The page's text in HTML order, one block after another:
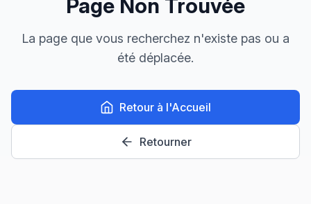
Page Non Trouvée
La page que vous recherchez n'existe pas ou a
été déplacée.
Retour à l'Accueil
Retourner